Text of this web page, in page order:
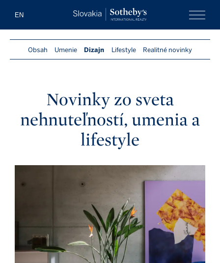
Slovakia
EN
Obsah Umenie Dizajn Lifestyle Realitné novinky
Novinky zo sveta
nehnuteľností, umenia a
lifestyle